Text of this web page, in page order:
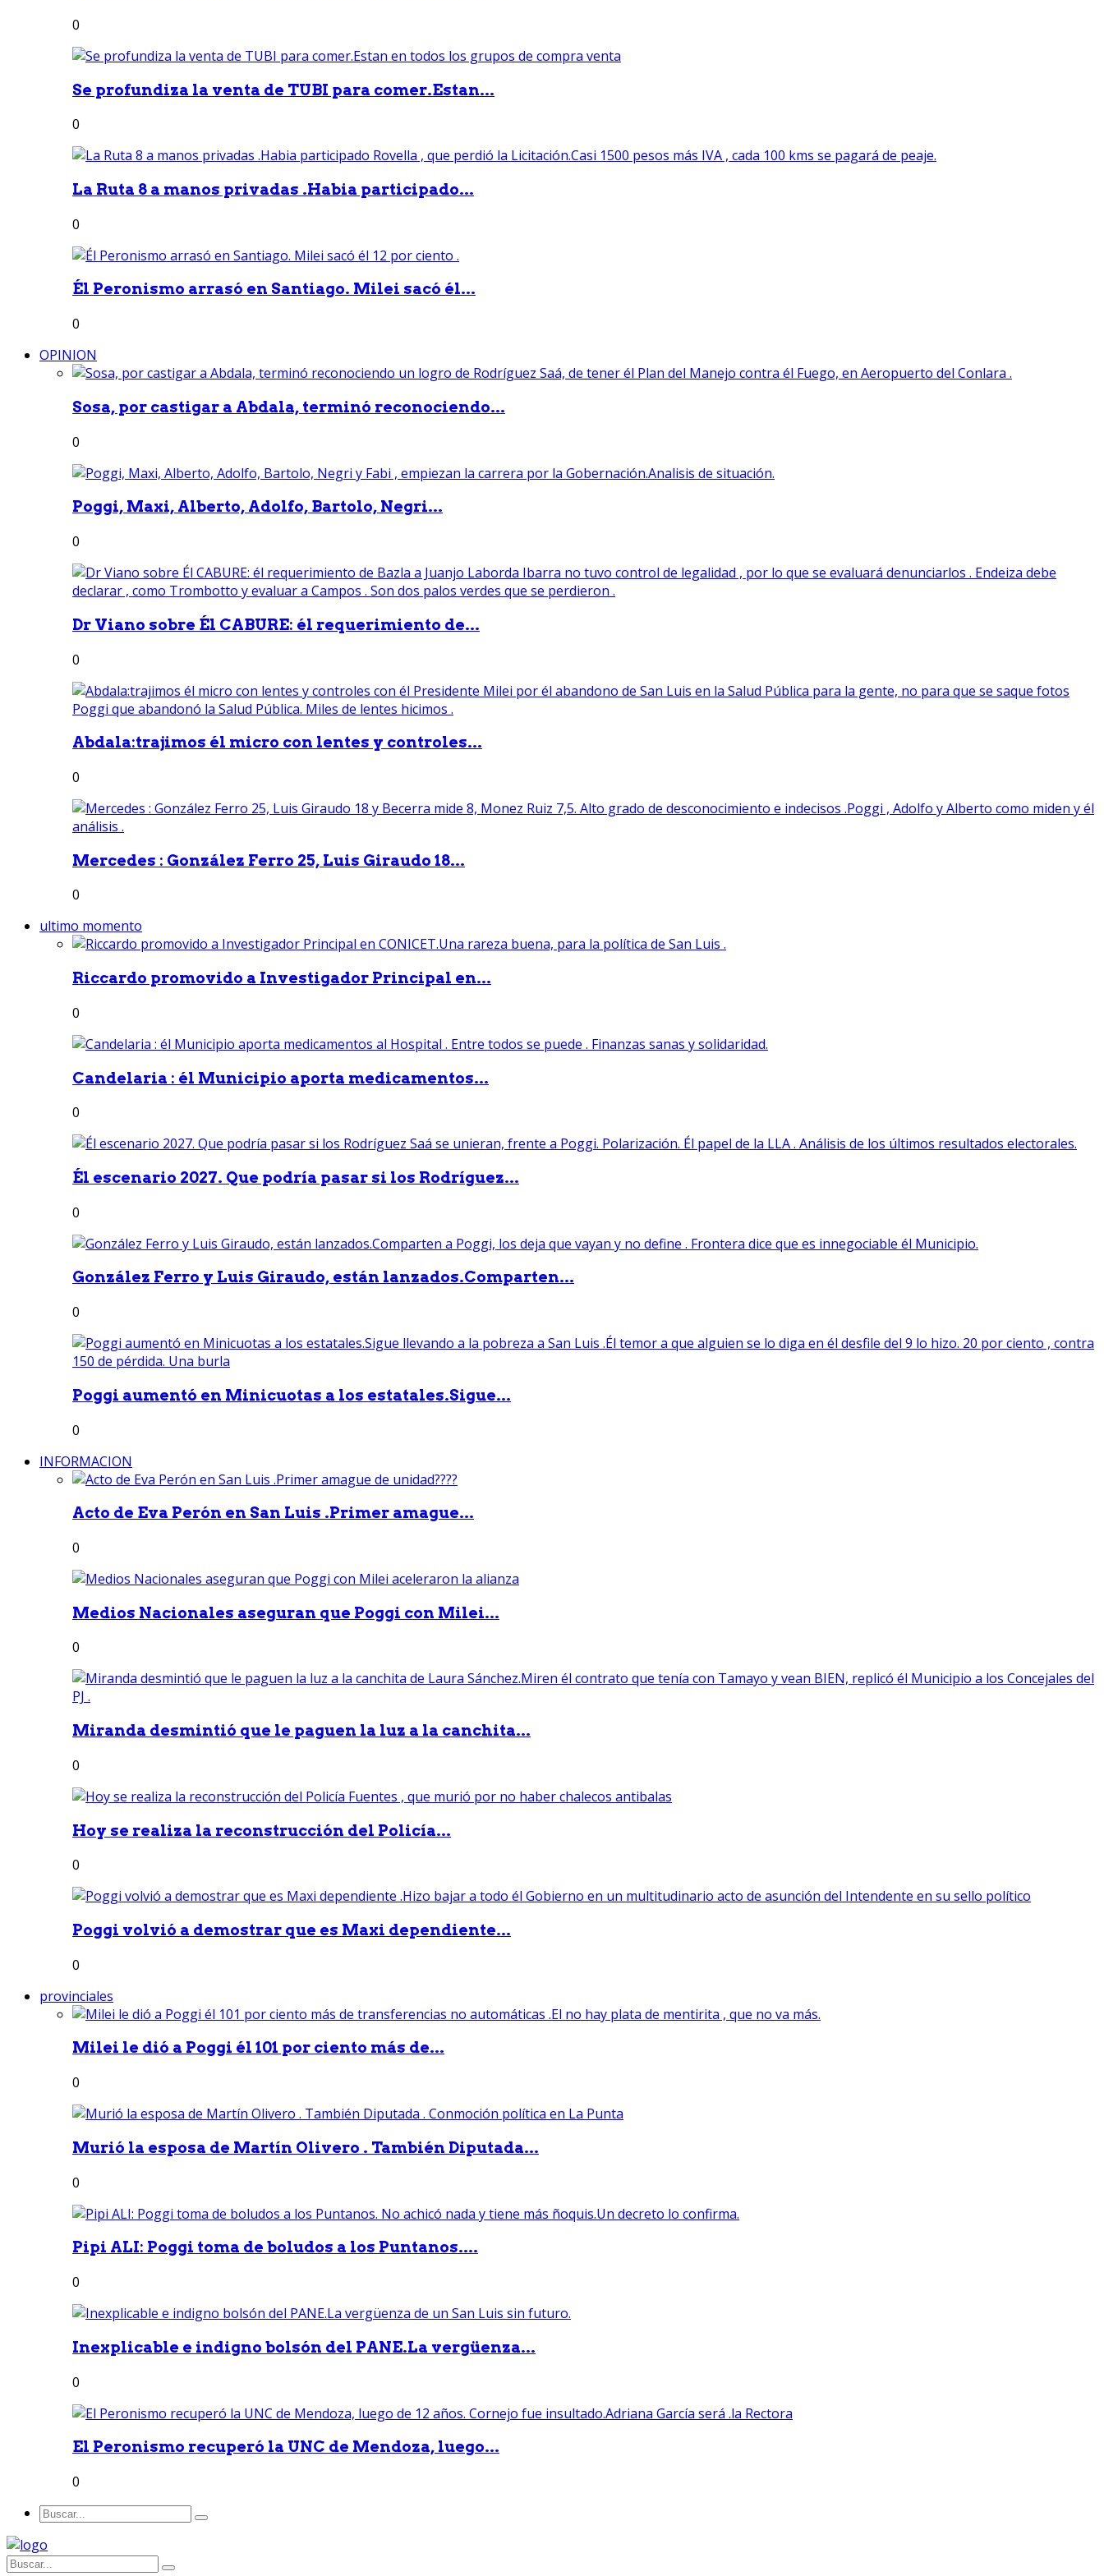
0
Se profundiza la venta de TUBI para comer.Estan...
0
La Ruta 8 a manos privadas .Habia participado...
0
Él Peronismo arrasó en Santiago. Milei sacó él...
0
OPINION
Sosa, por castigar a Abdala, terminó reconociendo...
0
Poggi, Maxi, Alberto, Adolfo, Bartolo, Negri...
0
Dr Viano sobre Él CABURE: él requerimiento de...
0
Abdala:trajimos él micro con lentes y controles...
0
Mercedes : González Ferro 25, Luis Giraudo 18...
0
ultimo momento
Riccardo promovido a Investigador Principal en...
0
Candelaria : él Municipio aporta medicamentos...
0
Él escenario 2027. Que podría pasar si los Rodríguez...
0
González Ferro y Luis Giraudo, están lanzados.Comparten...
0
Poggi aumentó en Minicuotas a los estatales.Sigue...
0
INFORMACION
Acto de Eva Perón en San Luis .Primer amague...
0
Medios Nacionales aseguran que Poggi con Milei...
0
Miranda desmintió que le paguen la luz a la canchita...
0
Hoy se realiza la reconstrucción del Policía...
0
Poggi volvió a demostrar que es Maxi dependiente...
0
provinciales
Milei le dió a Poggi él 101 por ciento más de...
0
Murió la esposa de Martín Olivero . También Diputada...
0
Pipi ALI: Poggi toma de boludos a los Puntanos....
0
Inexplicable e indigno bolsón del PANE.La vergüenza...
0
El Peronismo recuperó la UNC de Mendoza, luego...
0